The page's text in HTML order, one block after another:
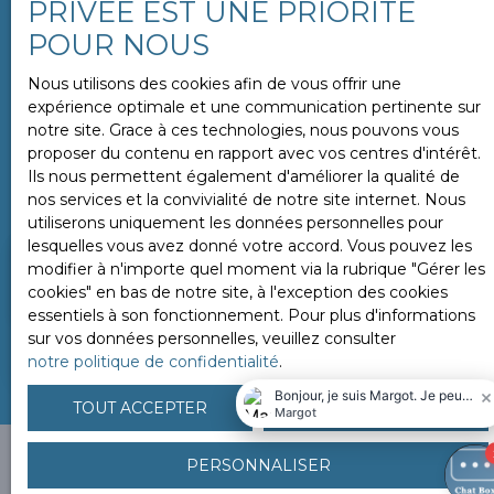
rôle crucial dans votre projet. C'est pourquoi nous vous
offrons une pré-évaluation en ligne. En 2 minutes, vous
résultat plus précis, un conseiller se rend à votre
domicile sous 24 heurespour évaluer en détail les
éléments internes et externes de votre propriété.
Vendez rapidement et au meilleur prixavec notre
agence. Demandez votre estimation dès maintenant.
Adresse de votre bien
ESTIMER MON BIEN
PRIVÉE EST UNE PRIORITÉ
POUR NOUS
Nous utilisons des cookies afin de vous offrir une
expérience optimale et une communication pertinente sur
notre site. Grace à ces technologies, nous pouvons vous
proposer du contenu en rapport avec vos centres d'intérêt.
Ils nous permettent également d'améliorer la qualité de
nos services et la convivialité de notre site internet. Nous
utiliserons uniquement les données personnelles pour
lesquelles vous avez donné votre accord. Vous pouvez les
modifier à n'importe quel moment via la rubrique ″Gérer les
cookies″ en bas de notre site, à l'exception des cookies
essentiels à son fonctionnement. Pour plus d'informations
sur vos données personnelles, veuillez consulter
notre politique de confidentialité.
TOUT ACCEPTER TOUT REFUSER
PERSONNALISER